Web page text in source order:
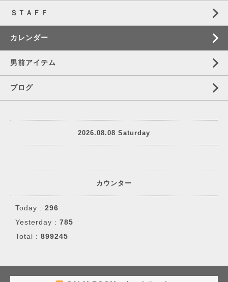
ＳＴＡＦＦ
カレンダー
男前アイテム
ブログ
2026.08.08 Saturday
カウンター
Today : 296
Yesterday : 785
Total : 899245